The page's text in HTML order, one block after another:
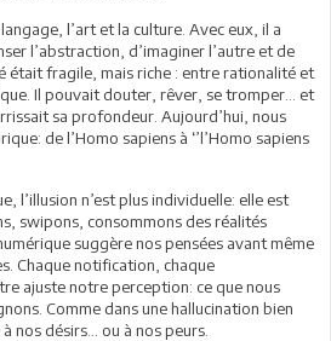
l’art et la culture. Avec eux, il a
l’abstraction, d’imaginer l’autre et de
était fragile, mais riche : entre rationalité et
Il pouvait douter, rêver, se tromper… et
sa profondeur. Aujourd’hui, nous
de l’Homo sapiens à ‘’l’Homo sapiens
l’illusion n’est plus individuelle: elle est
swipons, consommons des réalités
suggère nos pensées avant même
Chaque notification, chaque
ajuste notre perception: ce que nous
Comme dans une hallucination bien
nos désirs… ou à nos peurs.